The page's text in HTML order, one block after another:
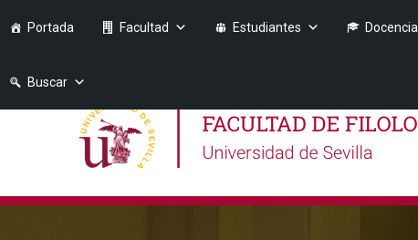
Portada Facultad Estudiantes Docencia
Buscar